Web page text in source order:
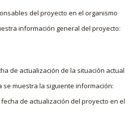
del proyecto en el organismo
información general del proyecto:
de actualización de la situación actual
se muestra la siguiente información:
de actualización del proyecto en el